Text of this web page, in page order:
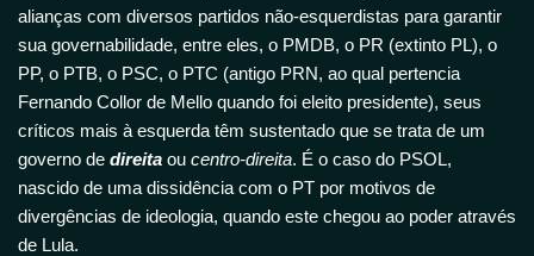
alianças com diversos partidos não-esquerdistas para garantir
sua governabilidade, entre eles, o PMDB, o PR (extinto PL), o
PP, o PTB, o PSC, o PTC (antigo PRN, ao qual pertencia
Fernando Collor de Mello quando foi eleito presidente), seus
críticos mais à esquerda têm sustentado que se trata de um
governo de direita ou centro-direita. É o caso do PSOL,
nascido de uma dissidência com o PT por motivos de
divergências de ideologia, quando este chegou ao poder através
de Lula.